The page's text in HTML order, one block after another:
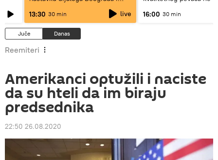
13:30 30 min live
16:00 30 min
Juče Danas
Reemiteri
Amerikanci optužili i naciste
da su hteli da im biraju
predsednika
22:50 26.08.2020